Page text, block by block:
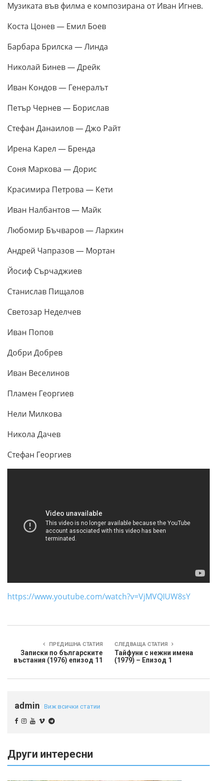
Музиката във филма е композирана от Иван Игнев.
Коста Цонев — Емил Боев
Барбара Брилска — Линда
Николай Бинев — Дрейк
Иван Кондов — Генералът
Петър Чернев — Борислав
Стефан Данаилов — Джо Райт
Ирена Карел — Бренда
Соня Маркова — Дорис
Красимира Петрова — Кети
Иван Налбантов — Майк
Любомир Бъчваров — Ларкин
Андрей Чапразов — Мортан
Йосиф Сърчаджиев
Станислав Пищалов
Светозар Неделчев
Иван Попов
Добри Добрев
Иван Веселинов
Пламен Георгиев
Нели Милкова
Никола Дачев
Стефан Георгиев
https://www.youtube.com/watch?v=VjMVQIUW8sY
ПРЕДИШНА СТАТИЯ
Записки по българските
въстания (1976) епизод 11
СЛЕДВАЩА СТАТИЯ
Тайфуни с нежни имена
(1979) – Епизод 1
admin Виж всички статии
Други интересни